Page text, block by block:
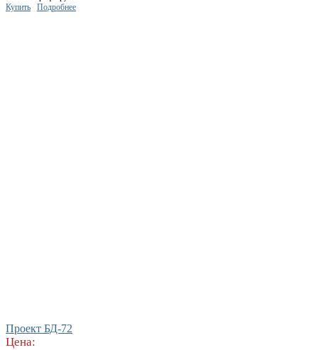
Купить
Подробнее
Проект БД-72
Цена: